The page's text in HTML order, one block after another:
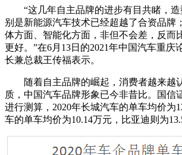
“这几年自主品牌的进步有目共睹，
别是新能源汽车技术已经超越了合资品牌
体方面、智能化方面，非但不会差，反而
更好。”在6月13日的2021年中国汽车重庆
长兼总裁王传福表示。
随着自主品牌的崛起，消费者越来越
质，中国汽车品牌形象已今非昔比。国信
进行测算，2020年长城汽车的单车均价为
车的单车均价为10.14万元，比亚迪则为